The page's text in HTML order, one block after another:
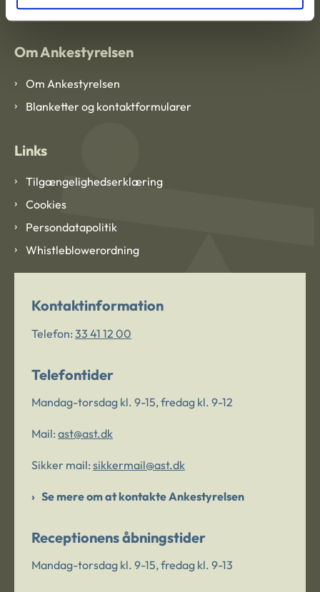
Om Ankestyrelsen
Om Ankestyrelsen
Blanketter og kontaktformularer
Links
Tilgængelighedserklæring
Cookies
Persondatapolitik
Whistleblowerordning
Kontaktinformation
Telefon: 33 41 12 00
Telefontider
Mandag-torsdag kl. 9-15, fredag kl. 9-12
Mail: ast@ast.dk
Sikker mail: sikkermail@ast.dk
Se mere om at kontakte Ankestyrelsen
Receptionens åbningstider
Mandag-torsdag kl. 9-15, fredag kl. 9-13